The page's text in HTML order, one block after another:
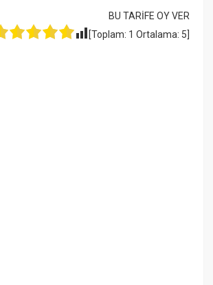
BU TARİFE OY VER
[Toplam: 1 Ortalama: 5